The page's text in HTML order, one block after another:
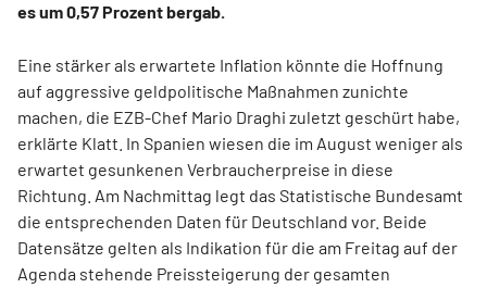
es um 0,57 Prozent bergab.
Eine stärker als erwartete Inflation könnte die Hoffnung
auf aggressive geldpolitische Maßnahmen zunichte
machen, die EZB-Chef Mario Draghi zuletzt geschürt habe,
erklärte Klatt. In Spanien wiesen die im August weniger als
erwartet gesunkenen Verbraucherpreise in diese
Richtung. Am Nachmittag legt das Statistische Bundesamt
die entsprechenden Daten für Deutschland vor. Beide
Datensätze gelten als Indikation für die am Freitag auf der
Agenda stehende Preissteigerung der gesamten